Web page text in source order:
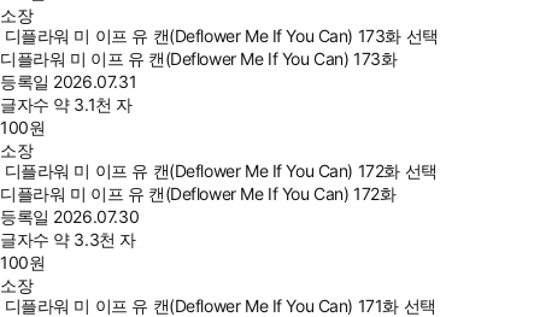
소장
디플라워 미 이프 유 캔(Deflower Me If You Can) 173화 선택
디플라워 미 이프 유 캔(Deflower Me If You Can) 173화
등록일 2026.07.31
글자수 약 3.1천 자
100원
소장
디플라워 미 이프 유 캔(Deflower Me If You Can) 172화 선택
디플라워 미 이프 유 캔(Deflower Me If You Can) 172화
등록일 2026.07.30
글자수 약 3.3천 자
100원
소장
디플라워 미 이프 유 캔(Deflower Me If You Can) 171화 선택